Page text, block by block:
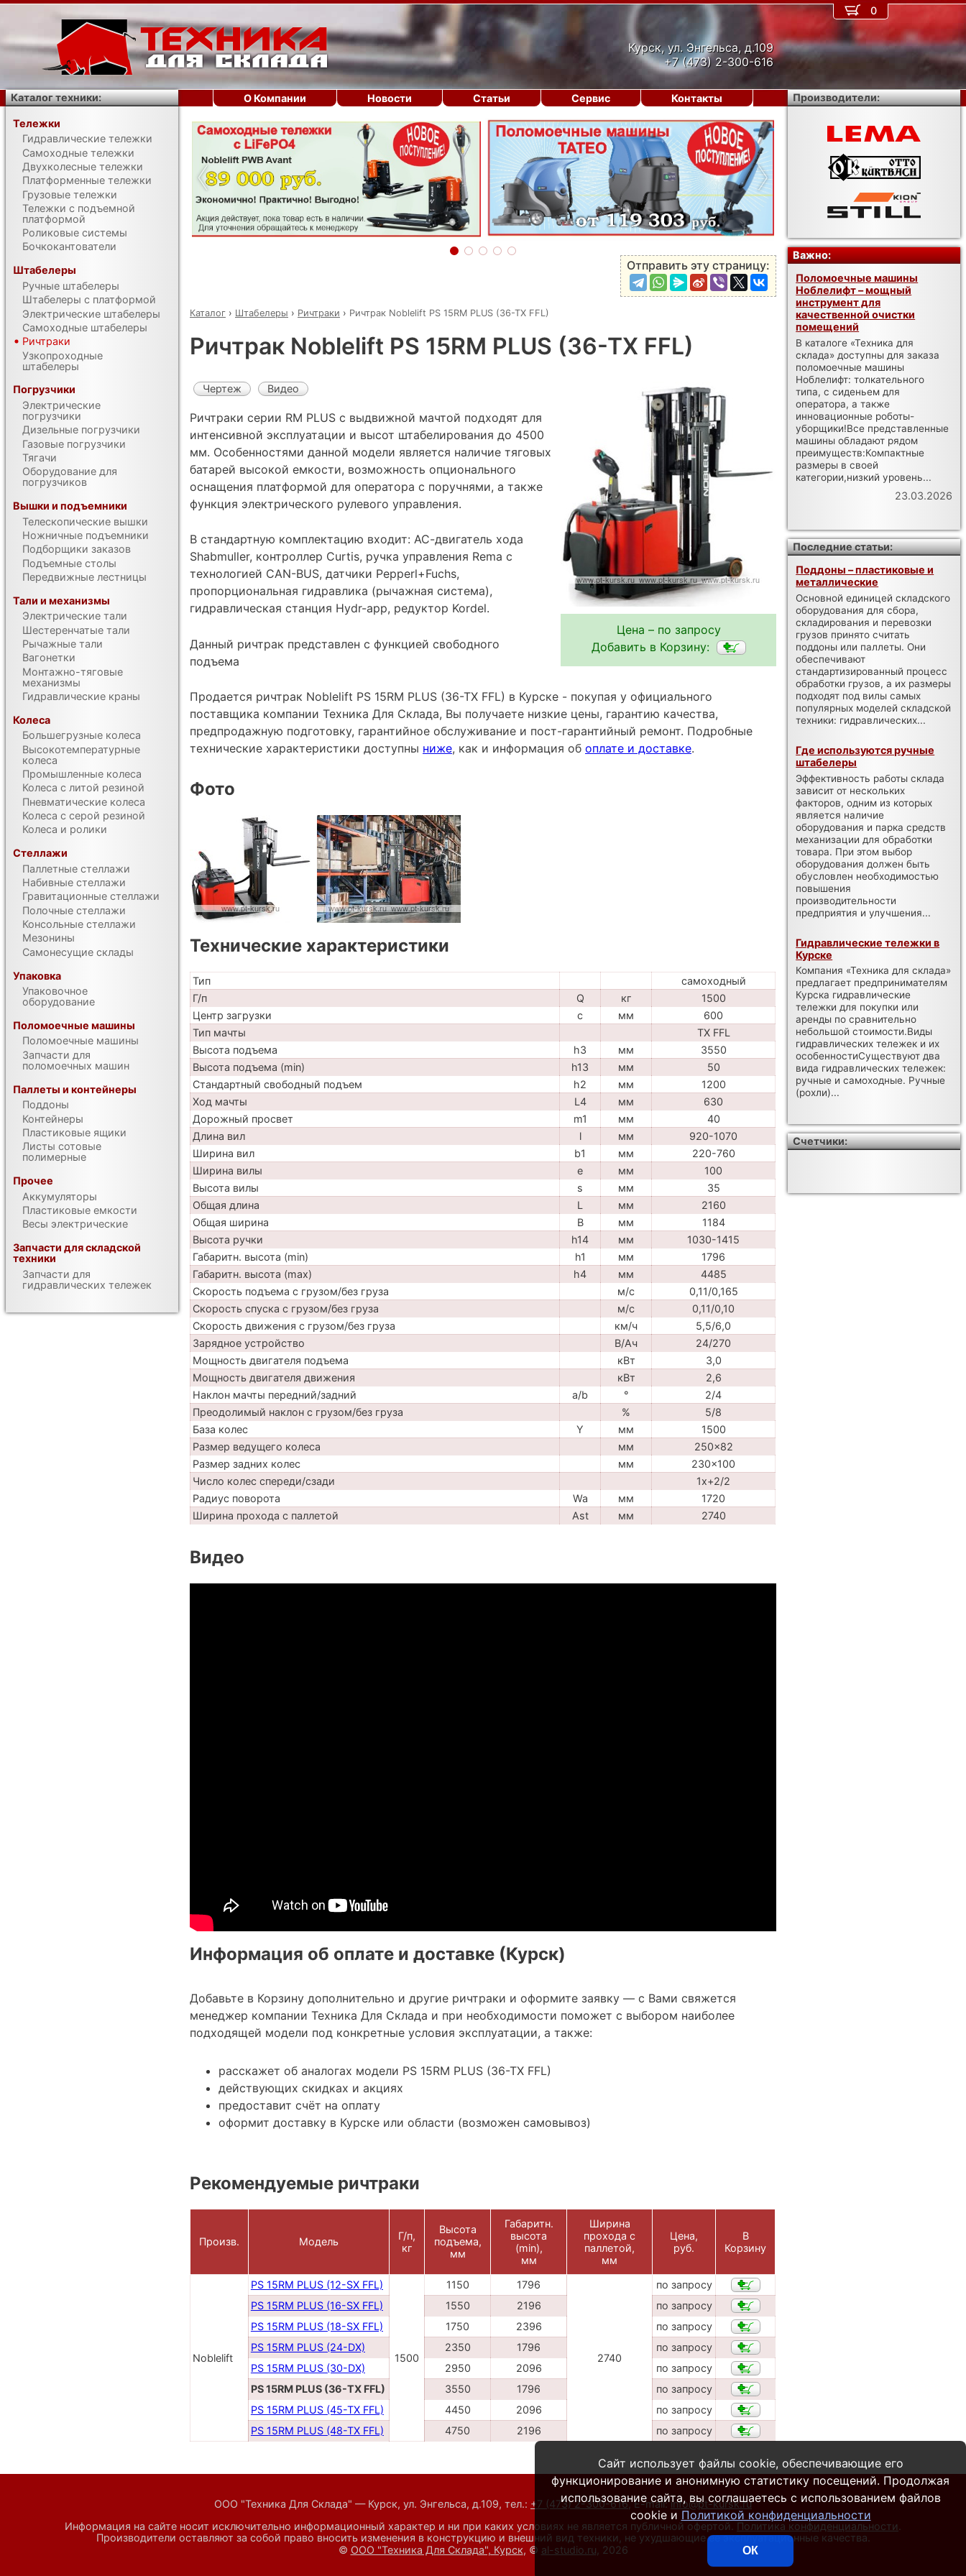
Курск, ул. Энгельса, д.109
+7 (473) 2-300-616
‹ ›
Отправить эту страницу:
Каталог › Штабелеры › Ричтраки › Ричтрак Noblelift PS 15RM PLUS (36-TX FFL)
Ричтрак Noblelift PS 15RM PLUS (36-TX FFL)
Цена – по запросу
Добавить в Корзину:
Чертеж Видео
Ричтраки серии RM PLUS с выдвижной мачтой подходят для
интенсивной эксплуатации и высот штабелирования до 4500
мм. Особенностями данной модели является наличие тяговых
батарей высокой емкости, возможность опционального
оснащения платформой для оператора с поручнями, а также
функция электрического рулевого управления.
В cтандартную комплектацию входит: АС-двигатель хода
Shabmuller, контроллер Curtis, ручка управления Rema с
технологией CAN-BUS, датчики Pepperl+Fuchs,
пропорциональная гидравлика (рычажная система),
гидравлическая станция Hydr-app, редуктор Kordel.
Данный ричтрак представлен с функцией свободного
подъема
Продается ричтрак Noblelift PS 15RM PLUS (36-TX FFL) в Курске - покупая у официального
поставщика компании Техника Для Склада, Вы получаете низкие цены, гарантию качества,
предпродажную подготовку, гарантийное обслуживание и пост-гарантийный ремонт. Подробные
технические характеристики доступны ниже, как и информация об оплате и доставке.
Фото
Технические характеристики
Тип
самоходный
Г/п
Q кг
1500
Центр загрузки
c мм
600
Тип мачты
TX FFL
Высота подъема
h3 мм
3550
Высота подъема (min)
h13 мм
50
Стандартный свободный подъем
h2 мм
1200
Ход мачты
L4 мм
630
Дорожный просвет
m1 мм
40
Длина вил
l мм
920-1070
Ширина вил
b1 мм
220-760
Ширина вилы
e мм
100
Высота вилы
s мм
35
Общая длина
L мм
2160
Общая ширина
B мм
1184
Высота ручки
h14 мм
1030-1415
Габаритн. высота (min)
h1 мм
1796
Габаритн. высота (max)
h4 мм
4485
Скорость подъема с грузом/без груза
м/с
0,11/0,165
Скорость спуска с грузом/без груза
м/с
0,11/0,10
Скорость движения с грузом/без груза
км/ч
5,5/6,0
Зарядное устройство
В/Ач
24/270
Мощность двигателя подъема
кВт
3,0
Мощность двигателя движения
кВт
2,6
Наклон мачты передний/задний
a/b °
2/4
Преодолимый наклон с грузом/без груза
%
5/8
База колес
Y мм
1500
Размер ведущего колеса
мм
250x82
Размер задних колес
мм
230x100
Число колес спереди/сзади
1x+2/2
Радиус поворота
Wa мм
1720
Ширина прохода с паллетой
Ast мм 2740
Видео
Информация об оплате и доставке (Курск)
Добавьте в Корзину дополнительно и другие ричтраки и оформите заявку — с Вами свяжется
менеджер компании Техника Для Склада и при необходимости поможет с выбором наиболее
подходящей модели под конкретные условия эксплуатации, а также:
расскажет об аналогах модели PS 15RM PLUS (36-TX FFL)
действующих скидках и акциях
предоставит счёт на оплату
оформит доставку в Курске или области (возможен самовывоз)
Рекомендуемые ричтраки
Произв. Модель
Г/п,
кг
Высота
подъема,
мм
Габаритн.
высота
(min),
мм
Ширина
прохода с
паллетой,
мм
Цена,
руб.
В
Корзину
Noblelift
PS 15RM PLUS (12-SX FFL)
1500
1150 1796
2740
по запросу
PS 15RM PLUS (16-SX FFL)
1550 2196
по запросу
PS 15RM PLUS (18-SX FFL)
1750 2396
по запросу
PS 15RM PLUS (24-DX)
2350 1796
по запросу
PS 15RM PLUS (30-DX)
2950 2096
по запросу
PS 15RM PLUS (36-TX FFL)
3550 1796
по запросу
PS 15RM PLUS (45-TX FFL)
4450 2096
по запросу
PS 15RM PLUS (48-TX FFL)
4750 2196 по запросу
0
О Компании Новости Статьи Сервис Контакты
Каталог техники:
Тележки
Гидравлические тележки
Самоходные тележки
Двухколесные тележки
Платформенные тележки
Грузовые тележки
Тележки с подъемной
платформой
Роликовые системы
Бочкокантователи
Штабелеры
Ручные штабелеры
Штабелеры с платформой
Электрические штабелеры
Самоходные штабелеры
Ричтраки
Узкопроходные
штабелеры
Погрузчики
Электрические
погрузчики
Дизельные погрузчики
Газовые погрузчики
Тягачи
Оборудование для
погрузчиков
Вышки и подъемники
Телескопические вышки
Ножничные подъемники
Подборщики заказов
Подъемные столы
Передвижные лестницы
Тали и механизмы
Электрические тали
Шестеренчатые тали
Рычажные тали
Вагонетки
Монтажно-тяговые
механизмы
Гидравлические краны
Колеса
Большегрузные колеса
Высокотемпературные
колеса
Промышленные колеса
Колеса с литой резиной
Пневматические колеса
Колеса с серой резиной
Колеса и ролики
Стеллажи
Паллетные стеллажи
Набивные стеллажи
Гравитационные стеллажи
Полочные стеллажи
Консольные стеллажи
Мезонины
Самонесущие склады
Упаковка
Упаковочное
оборудование
Поломоечные машины
Поломоечные машины
Запчасти для
поломоечных машин
Паллеты и контейнеры
Поддоны
Контейнеры
Пластиковые ящики
Листы сотовые
полимерные
Прочее
Аккумуляторы
Пластиковые емкости
Весы электрические
Запчасти для складской
техники
Запчасти для
гидравлических тележек
Производители:
Важно:
Поломоечные машины
Ноблелифт – мощный
инструмент для
качественной очистки
помещений
В каталоге «Техника для
склада» доступны для заказа
поломоечные машины
Ноблелифт: толкательного
типа, с сиденьем для
оператора, а также
инновационные роботы-
уборщики!Все представленные
машины обладают рядом
преимуществ:Компактные
размеры в своей
категории,низкий уровень...
23.03.2026
Последние статьи:
Поддоны – пластиковые и
металлические
Основной единицей складского
оборудования для сбора,
складирования и перевозки
грузов принято считать
поддоны или паллеты. Они
обеспечивают
стандартизированный процесс
обработки грузов, а их размеры
подходят под вилы самых
популярных моделей складской
техники: гидравлических...
Где используются ручные
штабелеры
Эффективность работы склада
зависит от нескольких
факторов, одним из которых
является наличие
оборудования и парка средств
механизации для обработки
товара. При этом выбор
оборудования должен быть
обусловлен необходимостью
повышения
производительности
предприятия и улучшения...
Гидравлические тележки в
Курске
Компания «Техника для склада»
предлагает предпринимателям
Курска гидравлические
тележки для покупки или
аренды по сравнительно
небольшой стоимости.Виды
гидравлических тележек и их
особенностиСуществуют два
вида гидравлических тележек:
ручные и самоходные. Ручные
(рохли)...
Счетчики:
ООО "Техника Для Склада" — Курск, ул. Энгельса, д.109, тел.: +7 (473) 2-300-616,E-mail:info@pt-kursk.ru
Информация на сайте носит исключительно информационный характер и ни при каких условиях не является публичной офертой. Политика конфиденциальности
Производители оставляют за собой право вносить изменения в конструкцию и внешний вид техники, не ухудшающие ее эксплуатационные качества.
© ООО "Техника Для Склада", Курск, © al-studio.ru , 2026
Сайт использует файлы cookie, обеспечивающие его
функционирование и анонимную статистику посещений. Продолжая
использование сайта, вы соглашаетесь с использованием файлов
cookie и Политикой конфиденциальности
ОК